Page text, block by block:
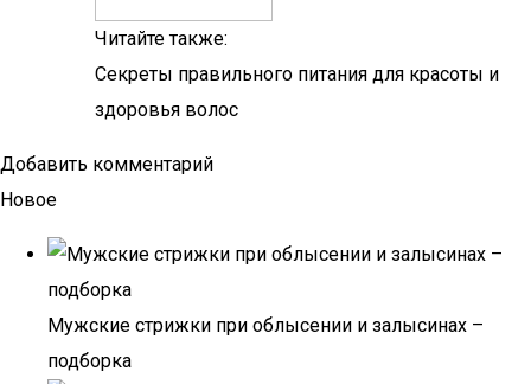
Читайте также:
Секреты правильного питания для красоты и
здоровья волос
Добавить комментарий
Новое
Мужские стрижки при облысении и залысинах –
подборка